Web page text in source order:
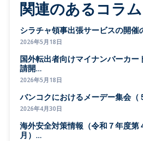
関連のあるコラム
シラチャ領事出張サービスの開催
2026年5月18日
国外転出者向けマイナンバーカー
請開...
2026年5月18日
バンコクにおけるメーデー集会（
2026年4月30日
海外安全対策情報（令和７年度第
月）...